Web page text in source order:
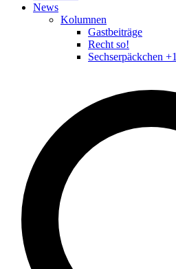
News
Kolumnen
Gastbeiträge
Recht so!
Sechserpäckchen +1